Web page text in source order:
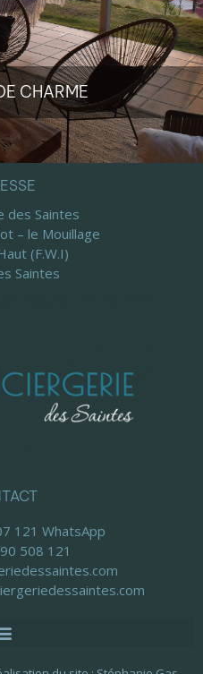
CHARME
des Saintes
– le Mouillage
(F.W.I)
Saintes
121 WhatsApp
508 121